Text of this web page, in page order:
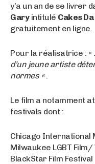
y’a un an de se livrer
Garyintitulé Cakes
gratuitement en ligne.
Pour la réalisatrice : «
d’un jeune artiste
normes «
Le film a notamment
festivals dont :
Chicago International
Milwaukee LGBT Film/
BlackStar Film Festival